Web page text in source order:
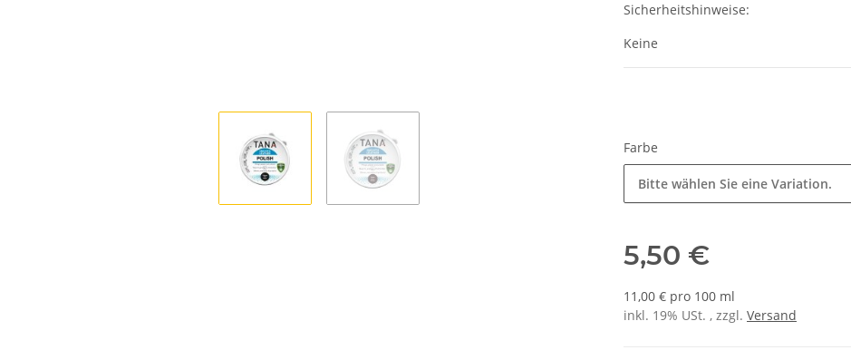
Sicherheitshinweise:
Keine
Farbe
Bitte wählen Sie eine Variation.
5,50 €
11,00 € pro 100 ml
inkl. 19% USt. , zzgl. Versand